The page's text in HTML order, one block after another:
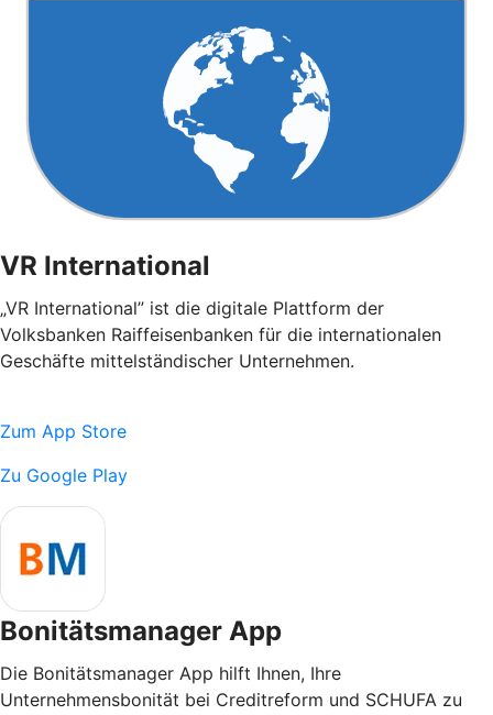
VR International
„VR International” ist die digitale Plattform der
Volksbanken Raiffeisenbanken für die internationalen
Geschäfte mittelständischer Unternehmen.
Zum App Store
Zu Google Play
Bonitätsmanager App
Die Bonitätsmanager App hilft Ihnen, Ihre
Unternehmensbonität bei Creditreform und SCHUFA zu